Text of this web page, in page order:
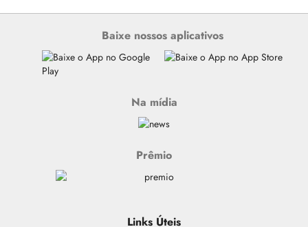
Baixe nossos aplicativos
Na mídia
Prêmio
Links Úteis